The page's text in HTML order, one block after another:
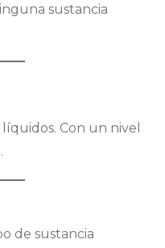
sustancia
Con un nivel
de sustancia